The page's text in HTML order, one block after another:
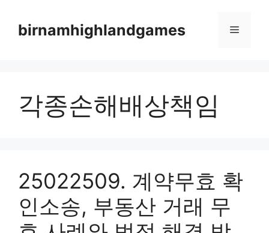
contentbirnamhighlandgames Menu
각종손해배상책임
25022509. 계약무효 확
인소송, 부동산 거래 무